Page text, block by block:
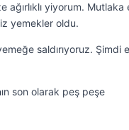
ağırlıklı yiyorum. Mutlaka
yemekler oldu.
saldırıyoruz. Şimdi
son olarak peş peşe